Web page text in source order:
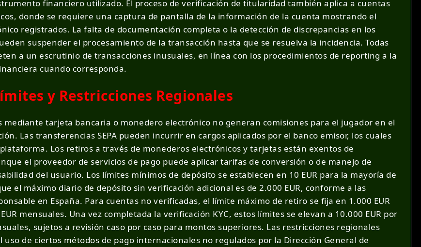
financiero utilizado. El proceso de verificación de titularidad también aplica a cuentas
donde se requiere una captura de pantalla de la información de la cuenta mostrando el
registrados. La falta de documentación completa o la detección de discrepancias en los
suspender el procesamiento de la transacción hasta que se resuelva la incidencia. Todas
a un escrutinio de transacciones inusuales, en línea con los procedimientos de reporting a la
cuando corresponda.
y Restricciones Regionales
mediante tarjeta bancaria o monedero electrónico no generan comisiones para el jugador en el
Las transferencias SEPA pueden incurrir en cargos aplicados por el banco emisor, los cuales
Los retiros a través de monederos electrónicos y tarjetas están exentos de
el proveedor de servicios de pago puede aplicar tarifas de conversión o de manejo de
del usuario. Los límites mínimos de depósito se establecen en 10 EUR para la mayoría de
el máximo diario de depósito sin verificación adicional es de 2.000 EUR, conforme a las
en España. Para cuentas no verificadas, el límite máximo de retiro se fija en 1.000 EUR
mensuales. Una vez completada la verificación KYC, estos límites se elevan a 10.000 EUR por
sujetos a revisión caso por caso para montos superiores. Las restricciones regionales
uso de ciertos métodos de pago internacionales no regulados por la Dirección General de